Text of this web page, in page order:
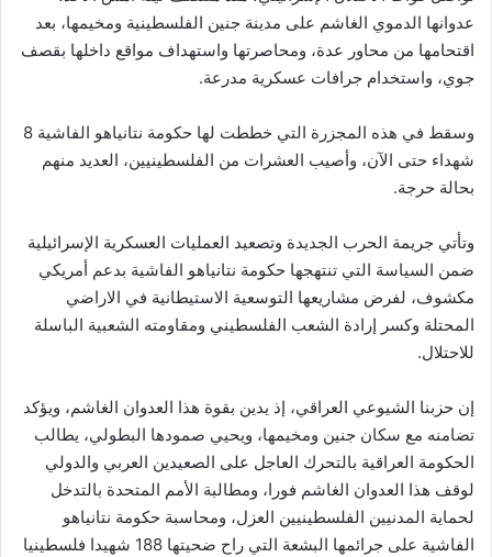
عدوانها الدموي الغاشم على مدينة جنين الفلسطينية ومخيمها، بعد
اقتحامها من محاور عدة، ومحاصرتها واستهداف مواقع داخلها بقصف
جوي، واستخدام جرافات عسكرية مدرعة.
وسقط في هذه المجزرة التي خططت لها حكومة نتانياهو الفاشية 8
شهداء حتى الآن، وأصيب العشرات من الفلسطينيين، العديد منهم
بحالة حرجة.
وتأتي جريمة الحرب الجديدة وتصعيد العمليات العسكرية الإسرائيلية
ضمن السياسة التي تنتهجها حكومة نتانياهو الفاشية بدعم أمريكي
مكشوف، لفرض مشاريعها التوسعية الاستيطانية في الاراضي
المحتلة وكسر إرادة الشعب الفلسطيني ومقاومته الشعبية الباسلة
للاحتلال.
إن حزبنا الشيوعي العراقي، إذ يدين بقوة هذا العدوان الغاشم، ويؤكد
تضامنه مع سكان جنين ومخيمها، ويحيي صمودها البطولي، يطالب
الحكومة العراقية بالتحرك العاجل على الصعيدين العربي والدولي
لوقف هذا العدوان الغاشم فورا، ومطالبة الأمم المتحدة بالتدخل
لحماية المدنيين الفلسطينيين العزل، ومحاسبة حكومة نتانياهو
الفاشية على جرائمها البشعة التي راح ضحيتها 188 شهيدا فلسطينيا